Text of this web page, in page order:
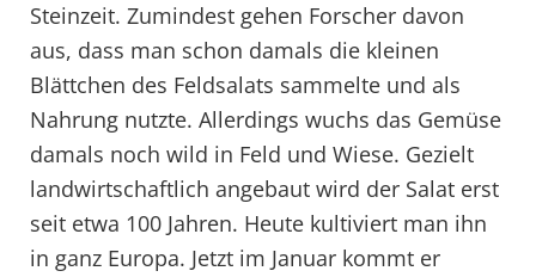
Steinzeit. Zumindest gehen Forscher davon
aus, dass man schon damals die kleinen
Blättchen des Feldsalats sammelte und als
Nahrung nutzte. Allerdings wuchs das Gemüse
damals noch wild in Feld und Wiese. Gezielt
landwirtschaftlich angebaut wird der Salat erst
seit etwa 100 Jahren. Heute kultiviert man ihn
in ganz Europa. Jetzt im Januar kommt er